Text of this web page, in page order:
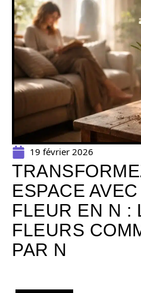
19 février 2026
ESPACE
FLEUR EN N :
FLEURS
PAR N